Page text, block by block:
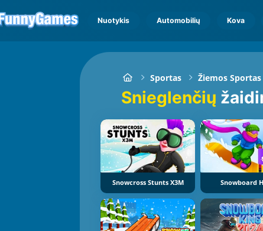
Nuotykis Automobilių Kova
Sportas Žiemos Sportas
Snieglenčių
Snowcross Stunts X3M Snowboard